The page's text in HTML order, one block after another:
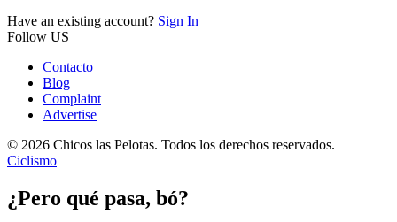
Have an existing account? Sign In
Follow US
Contacto
Blog
Complaint
Advertise
© 2026 Chicos las Pelotas. Todos los derechos reservados.
Ciclismo
¿Pero qué pasa, bó?